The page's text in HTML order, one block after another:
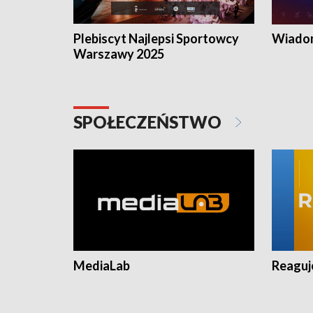
Plebiscyt Najlepsi Sportowcy
Warszawy 2025
SPOŁECZEŃSTWO
MediaLab